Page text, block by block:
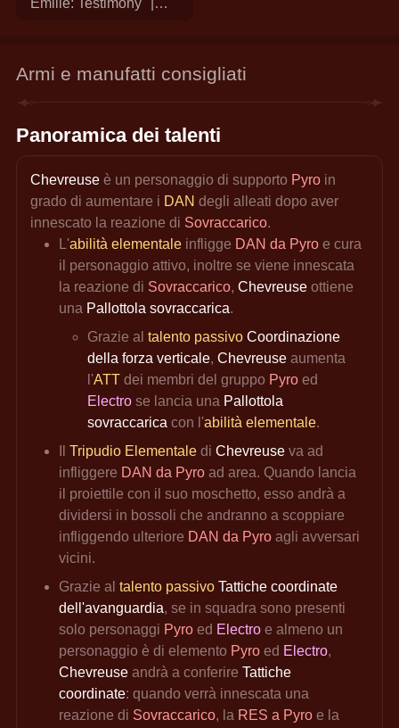
Armi e manufatti consigliati
Panoramica dei talenti
Chevreuse è un personaggio di supporto Pyro in
grado di aumentare i DAN degli alleati dopo aver
innescato la reazione di Sovraccarico.
L'abilità elementale infligge DAN da Pyro e cura
il personaggio attivo, inoltre se viene innescata
la reazione di Sovraccarico, Chevreuse ottiene
una Pallottola sovraccarica.
Grazie al talento passivo Coordinazione
della forza verticale, Chevreuse aumenta
l'ATT dei membri del gruppo Pyro ed
Electro se lancia una Pallottola
sovraccarica con l'abilità elementale.
Il Tripudio Elementale di Chevreuse va ad
infliggere DAN da Pyro ad area. Quando lancia
il proiettile con il suo moschetto, esso andrà a
dividersi in bossoli che andranno a scoppiare
infliggendo ulteriore DAN da Pyro agli avversari
vicini.
Grazie al talento passivo Tattiche coordinate
dell'avanguardia, se in squadra sono presenti
solo personaggi Pyro ed Electro e almeno un
personaggio è di elemento Pyro ed Electro,
Chevreuse andrà a conferire Tattiche
coordinate: quando verrà innescata una
reazione di Sovraccarico, la RES a Pyro e la